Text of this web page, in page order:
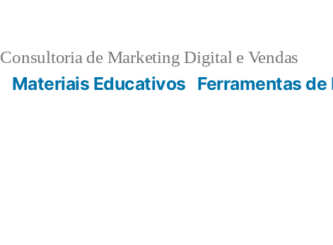
Consultoria de Marketing Digital e Vendas
Materiais Educativos Ferramentas